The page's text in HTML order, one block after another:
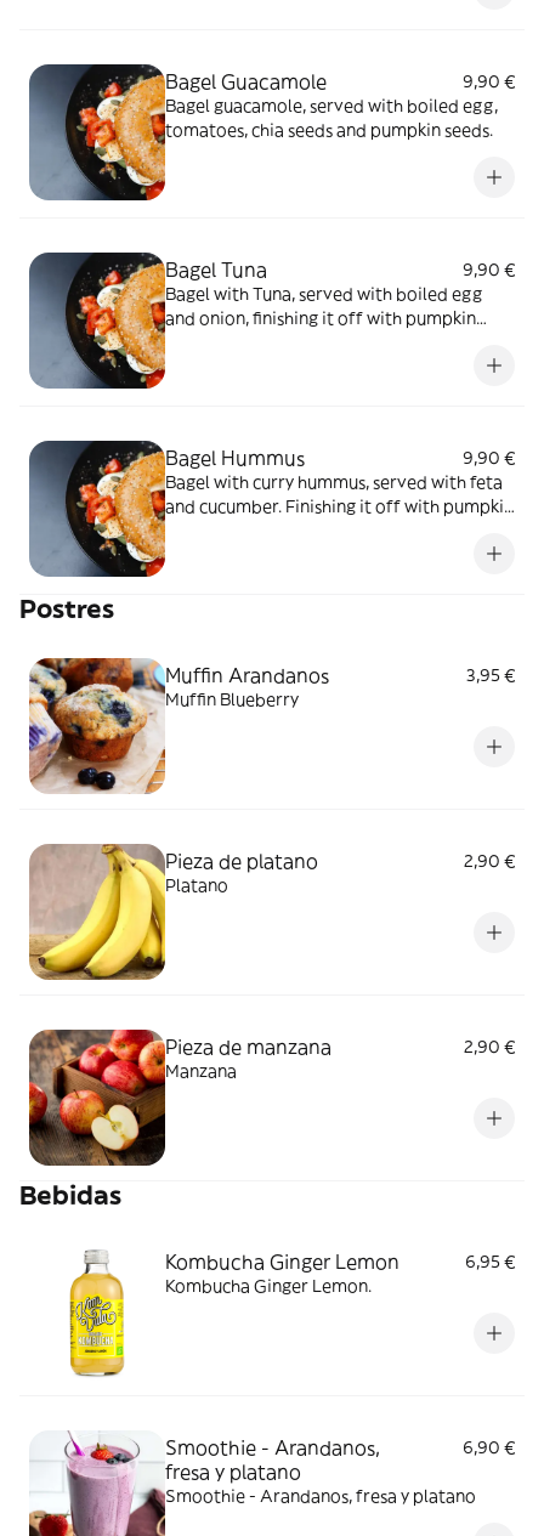
Bagel Guacamole
9,90 €
Bagel guacamole, served with boiled egg,
tomatoes, chia seeds and pumpkin seeds.
Bagel Tuna
9,90 €
Bagel with Tuna, served with boiled egg
and onion, finishing it off with pumpkin
Bagel Hummus
9,90 €
Bagel with curry hummus, served with feta
and cucumber. Finishing it off with pumpkin
Postres
Muffin Arandanos
3,95 €
Muffin Blueberry
Pieza de platano
2,90 €
Platano
Pieza de manzana
2,90 €
Manzana
Bebidas
Kombucha Ginger Lemon
6,95 €
Kombucha Ginger Lemon.
Smoothie - Arandanos,
fresa y platano
6,90 €
Smoothie - Arandanos, fresa y platano